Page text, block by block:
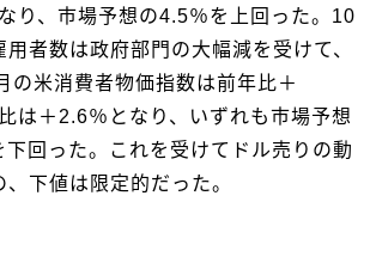
り、市場予想の4.5％を上回った。10
者数は政府部門の大幅減を受けて、
の米消費者物価指数は前年比＋
は＋2.6％となり、いずれも市場予想
回った。これを受けてドル売りの動
下値は限定的だった。